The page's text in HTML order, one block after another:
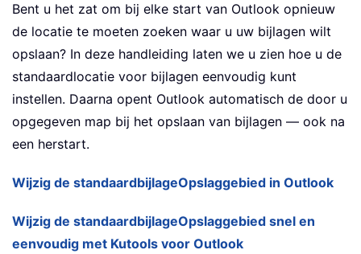
Bent u het zat om bij elke start van Outlook opnieuw
de locatie te moeten zoeken waar u uw bijlagen wilt
opslaan? In deze handleiding laten we u zien hoe u de
standaardlocatie voor bijlagen eenvoudig kunt
instellen. Daarna opent Outlook automatisch de door u
opgegeven map bij het opslaan van bijlagen — ook na
een herstart.
Wijzig de standaardbijlageOpslaggebied in Outlook
Wijzig de standaardbijlageOpslaggebied snel en
eenvoudig met Kutools voor Outlook